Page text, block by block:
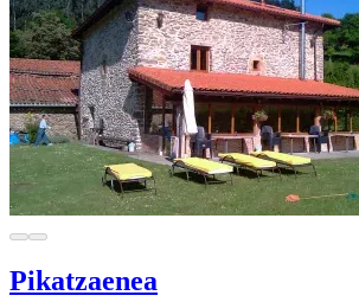
Pikatzaenea